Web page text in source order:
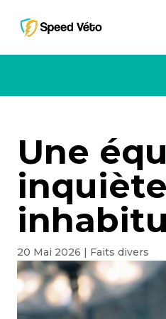
Une
20 Mai 2026 | Faits divers